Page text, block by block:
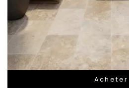
Acheter